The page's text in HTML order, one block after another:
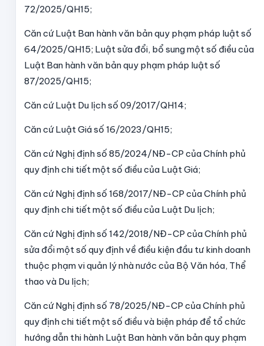
72/2025/QH15;
Căn cứ Luật Ban hành văn bản quy phạm pháp luật số
64/2025/QH15; Luật sửa đổi, bổ sung một số điều của
Luật Ban hành văn bản quy phạm pháp luật số
87/2025/QH15;
Căn cứ Luật Du lịch số 09/2017/QH14;
Căn cứ Luật Giá số 16/2023/QH15;
Căn cứ Nghị định số 85/2024/NĐ-CP của Chính phủ
quy định chi tiết một số điều của Luật Giá;
Căn cứ Nghị định số 168/2017/NĐ-CP của Chính phủ
quy định chi tiết một số điều của Luật Du lịch;
Căn cứ Nghị định số 142/2018/NĐ-CP của Chính phủ
sửa đổi một số quy định về điều kiện đầu tư kinh doanh
thuộc phạm vi quản lý nhà nước của Bộ Văn hóa, Thể
thao và Du lịch;
Căn cứ Nghị định số 78/2025/NĐ-CP của Chính phủ
quy định chi tiết một số điều và biện pháp để tổ chức
hướng dẫn thi hành Luật Ban hành văn bản quy phạm